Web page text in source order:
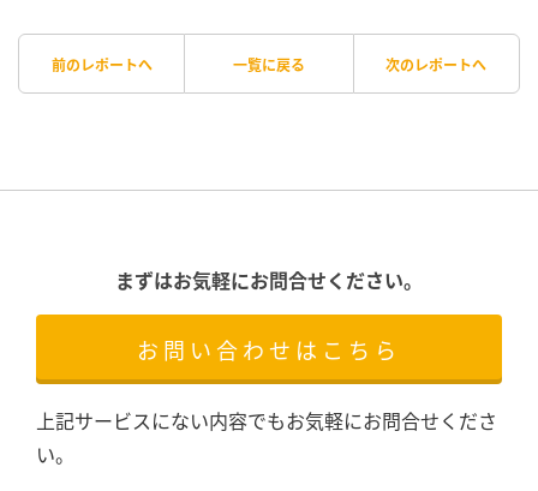
前のレポートへ 一覧に戻る 次のレポートへ
まずはお気軽にお問合せください。
お問い合わせはこちら
上記サービスにない内容でもお気軽にお問合せくださ
い。